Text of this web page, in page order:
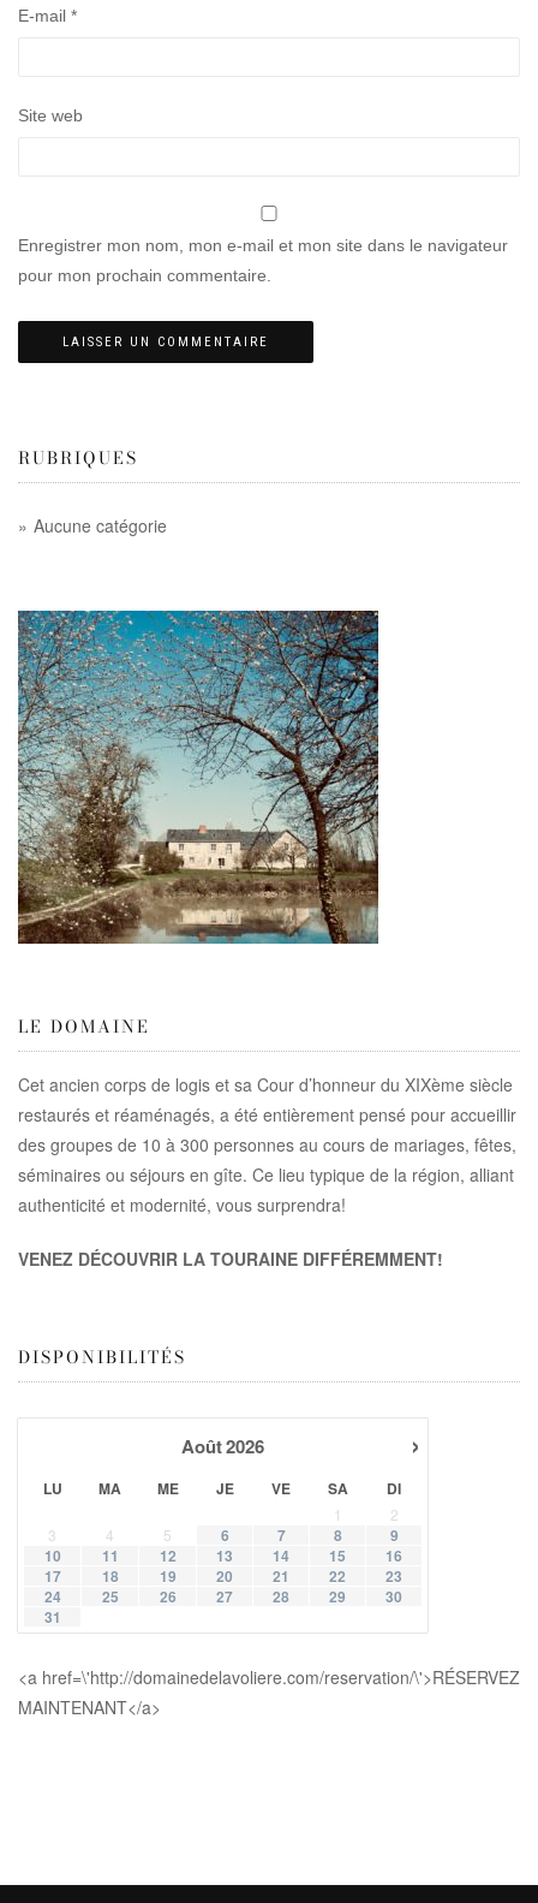
E-mail *
Site web
Enregistrer mon nom, mon e-mail et mon site dans le navigateur
pour mon prochain commentaire.
RUBRIQUES
Aucune catégorie
LE DOMAINE
Cet ancien corps de logis et sa Cour d’honneur du XIXème siècle
restaurés et réaménagés, a été entièrement pensé pour accueillir
des groupes de 10 à 300 personnes au cours de mariages, fêtes,
séminaires ou séjours en gîte. Ce lieu typique de la région, alliant
authenticité et modernité, vous surprendra!
VENEZ DÉCOUVRIR LA TOURAINE DIFFÉREMMENT!
DISPONIBILITÉS
›
Août2026
LU MA ME JE VE SA DI
1
2
3
4 5 6 7 8
9
10
11 12 13 14 15
16
17
18 19 20 21 22
23
24
25 26 27 28 29
30
31
<a href=\'http://domainedelavoliere.com/reservation/\'>RÉSERVEZ
MAINTENANT</a>